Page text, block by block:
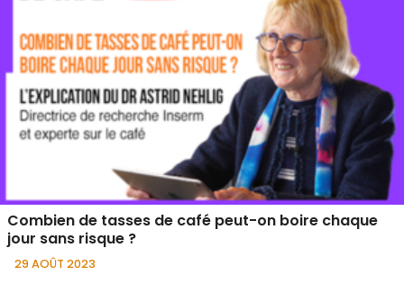
Combien de tasses de café peut-on boire chaque
jour sans risque ?
29 AOÛT 2023